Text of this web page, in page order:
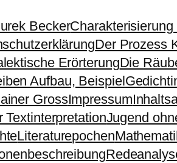
Becker
Der Prozess
ErörterungDie
Aufbau, Beispiel
GrossImpressum
TextinterpretationJugend
Literaturepochen